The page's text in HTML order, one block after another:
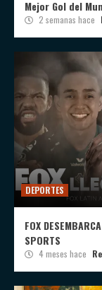
Mejor Gol del
2 semanas hace
DEPORTES
FOX
SPORTS
4 meses hace